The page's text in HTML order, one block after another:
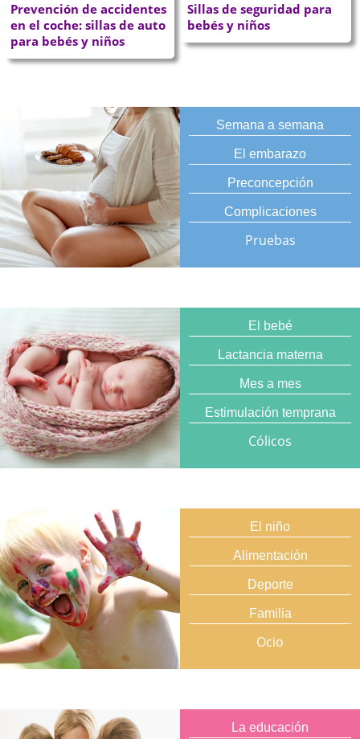
Prevención de accidentes
en el coche: sillas de auto
para bebés y niños
Sillas de seguridad para
bebés y niños
Semana a semana
El embarazo
Preconcepción
Complicaciones
Pruebas
El bebé
Lactancia materna
Mes a mes
Estimulación temprana
Cólicos
El niño
Alimentación
Deporte
Familia
Ocio
La educación